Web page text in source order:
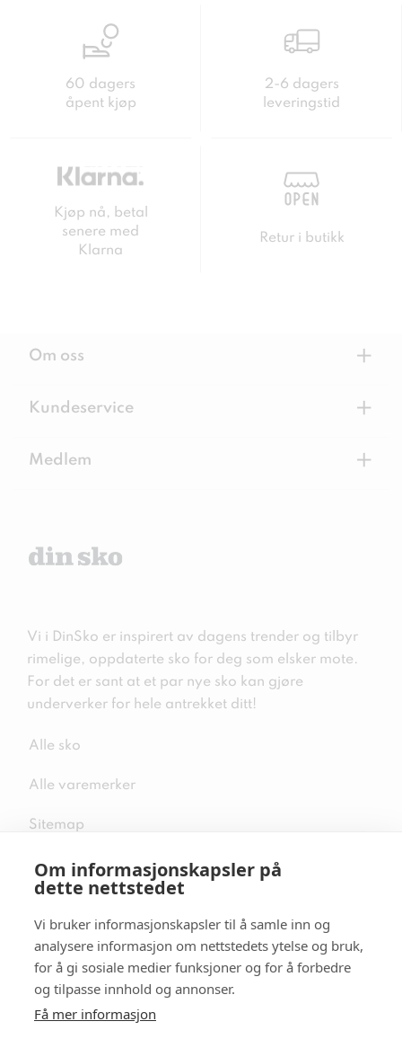
Om informasjonskapsler på
dette nettstedet
Vi bruker informasjonskapsler til å samle inn og
analysere informasjon om nettstedets ytelse og bruk,
for å gi sosiale medier funksjoner og for å forbedre
og tilpasse innhold og annonser.
Få mer informasjon
60 dagers
åpent kjøp
2-6 dagers
leveringstid
Kjøp nå, betal
senere med
Klarna
Retur i butikk
Om oss +
Kundeservice +
Medlem +
Vi i DinSko er inspirert av dagens trender og tilbyr
rimelige, oppdaterte sko for deg som elsker mote.
For det er sant at et par nye sko kan gjøre
underverker for hele antrekket ditt!
Alle sko
Alle varemerker
Sitemap
Følg oss i sosiale medier